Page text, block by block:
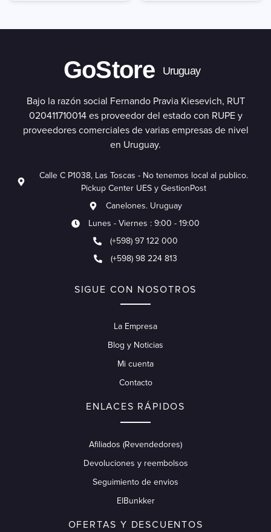
GoStore Uruguay
Bajo la razón social Fernando Pravia Kiesevich, RUT
020411710014 es proveedor del estado con RUPE y
proveedores comerciales de varias empresas de nivel
en Uruguay.
Calle C P1038, Las Toscas - No tenemos local al publico.
Pickup Center UES y GestionPost
Canelones. Uruguay
Lunes - Viernes : 9:00 - 19:00
(+598) 97 122 000
(+598) 98 224 813
SIGUE CON NOSOTROS
La Empresa
Blog y Noticias
Mi cuenta
Contacto
ENLACES RÁPIDOS
Afiliados (Revendedores)
Devoluciones y reembolsos
Seguimiento de envios
ElBunkker
OFERTAS Y DESCUENTOS